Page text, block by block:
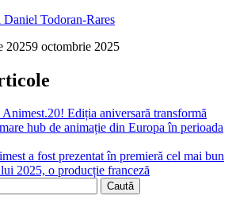
Todoran-Rares
20259 octombrie 2025
Ediția aniversară transformă
hub de animație din Europa în perioada
a fost prezentat în premieră cel mai bun
2025, o producție franceză